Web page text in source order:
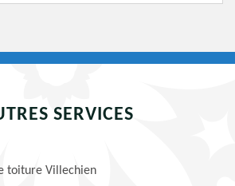
SERVICES
toiture Villechien